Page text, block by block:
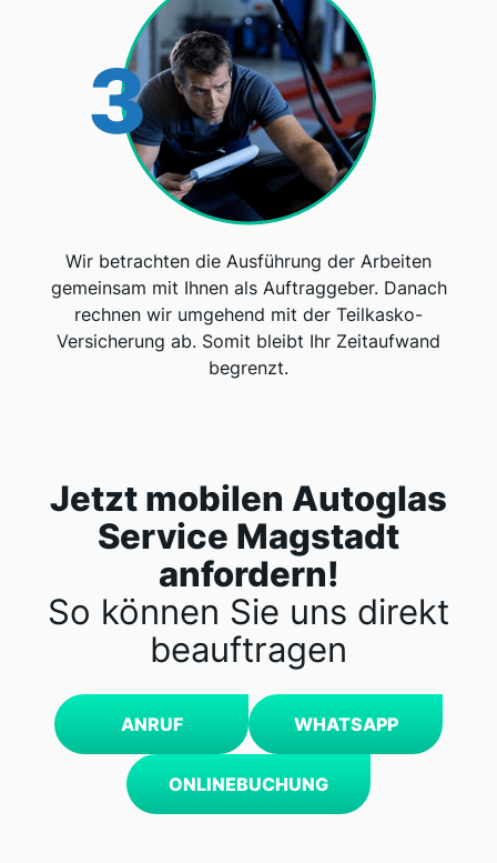
3
Wir betrachten die Ausführung der Arbeiten
gemeinsam mit Ihnen als Auftraggeber. Danach
rechnen wir umgehend mit der Teilkasko-
Versicherung ab. Somit bleibt Ihr Zeitaufwand
begrenzt.
Jetzt mobilen Autoglas
Service Magstadt
anfordern!
So können Sie uns direkt
beauftragen
ANRUF WHATSAPP
ONLINEBUCHUNG